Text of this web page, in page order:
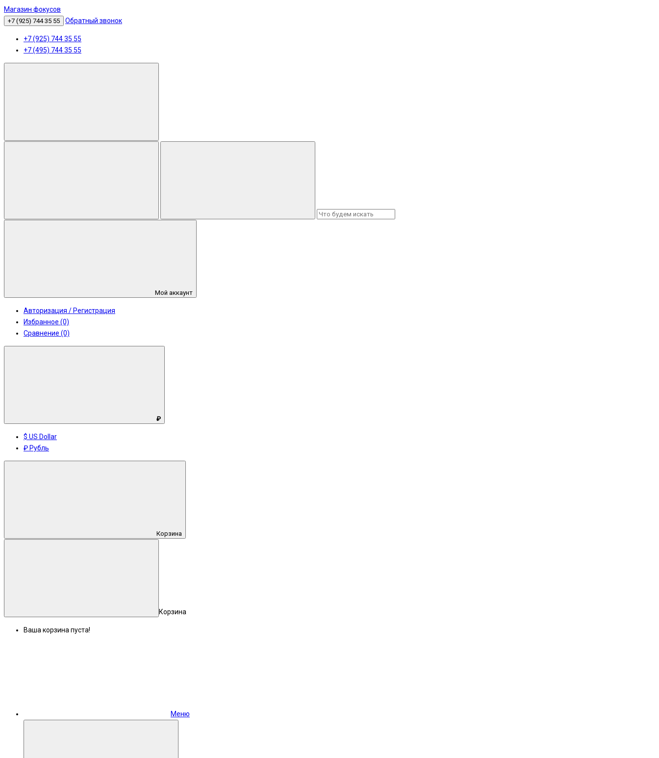
Магазин фокусов
+7 (925) 744 35 55 Обратный звонок
+7 (925) 744 35 55
+7 (495) 744 35 55
Мой аккаунт
Авторизация / Регистрация
Избранное (0)
Сравнение (0)
₽
$ US Dollar
₽ Рубль
Корзина
Корзина
Ваша корзина пуста!
Меню